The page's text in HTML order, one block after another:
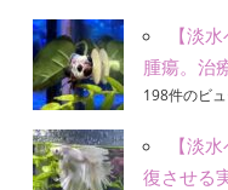
【淡
腫瘍。治
198件のビ
【淡
復させる